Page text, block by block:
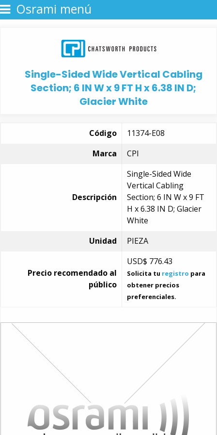
Osrami menú
Single-Sided Wide Vertical Cabling
Section; 6 IN W x 9 FT H x 6.38 IN D;
Glacier White
Código
11374-E08
Marca
CPI
Descripción
Single-Sided Wide
Vertical Cabling
Section; 6 IN W x 9 FT
H x 6.38 IN D; Glacier
White
Unidad
PIEZA
Precio recomendado al
público
USD$ 776.43
Solicita tu registro para
obtener precios
preferenciales.